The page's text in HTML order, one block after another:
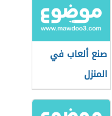
صنع ألعاب في
المنزل